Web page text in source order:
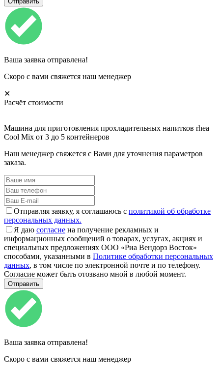
Ваша заявка отправлена!
Скоро с вами свяжется наш менеджер
✕
Расчёт стоимости
Машина для приготовления прохладительных напитков rhea
Cool Mix от 3 до 5 контейнеров
Наш менеджер свяжется с Вами для уточнения параметров
заказа.
Отправляя заявку, я соглашаюсь с политикой об обработке
персональных данных.
Я даю согласие на получение рекламных и
информационных сообщений о товарах, услугах, акциях и
специальных предложениях ООО «Риа Вендорз Восток»
способами, указанными в Политике обработки персональных
данных, в том числе по электронной почте и по телефону.
Согласие может быть отозвано мной в любой момент.
Ваша заявка отправлена!
Скоро с вами свяжется наш менеджер